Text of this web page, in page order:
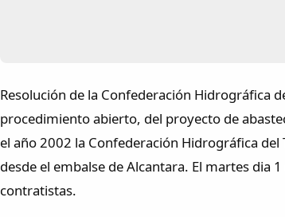
Resolución de la Confederación Hidrográfica
procedimiento abierto, del proyecto de
el año 2002 la Confederación Hidrográfica
desde el embalse de Alcantara. El martes dia
contratistas.